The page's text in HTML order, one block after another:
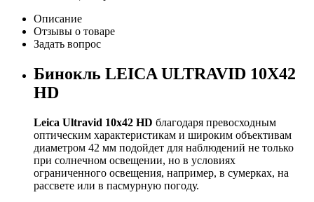
Описание
Отзывы о товаре
Задать вопрос
Бинокль LEICA ULTRAVID 10X42
HD
Leica Ultravid 10x42 HD благодаря превосходным
оптическим характеристикам и широким объективам
диаметром 42 мм подойдет для наблюдений не только
при солнечном освещении, но в условиях
ограниченного освещения, например, в сумерках, на
рассвете или в пасмурную погоду.